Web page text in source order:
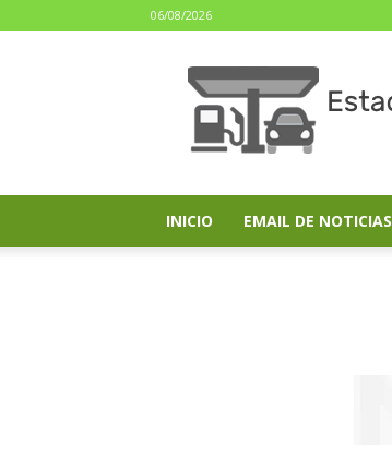
06/08/2026
INICIO EMAIL DE NOTICIAS